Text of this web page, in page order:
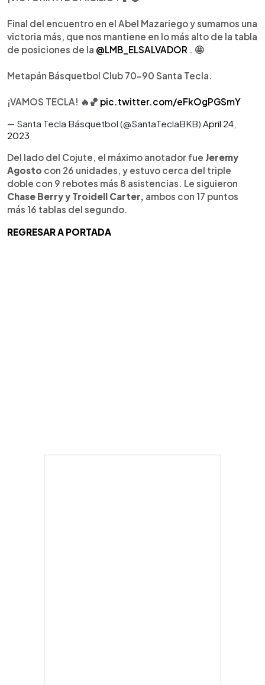
Final del encuentro en el Abel Mazariego y sumamos una
victoria más, que nos mantiene en lo más alto de la tabla
de posiciones de la @LMB_ELSALVADOR . 🤩
Metapán Básquetbol Club 70-90 Santa Tecla.
¡VAMOS TECLA! 🔥🏀 pic.twitter.com/eFkOgPGSmY
— Santa Tecla Básquetbol (@SantaTeclaBKB) April 24,
2023
Del lado del Cojute, el máximo anotador fue Jeremy
Agosto con 26 unidades, y estuvo cerca del triple
doble con 9 rebotes más 8 asistencias. Le siguieron
Chase Berry y Troidell Carter, ambos con 17 puntos
más 16 tablas del segundo.
REGRESAR A PORTADA